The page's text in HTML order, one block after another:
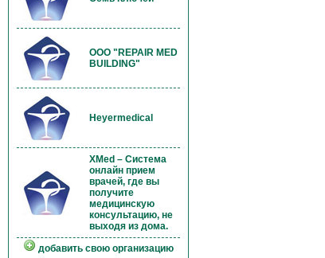
OOO "REPAIR MED
BUILDING"
Heyermedical
XMed – Система
онлайн прием
врачей, где вы
получите
медицинскую
консультацию, не
выходя из дома.
добавить свою организацию